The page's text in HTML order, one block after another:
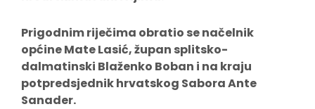
Prigodnim riječima obratio se načelnik
općine Mate Lasić, župan splitsko-
dalmatinski Blaženko Boban i na kraju
potpredsjednik hrvatskog Sabora Ante
Sanader.